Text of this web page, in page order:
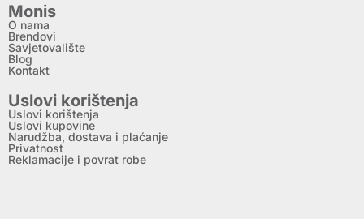
Monis
O nama
Brendovi
Savjetovalište
Blog
Kontakt
Uslovi korištenja
Uslovi korištenja
Uslovi kupovine
Narudžba, dostava i plaćanje
Privatnost
Reklamacije i povrat robe